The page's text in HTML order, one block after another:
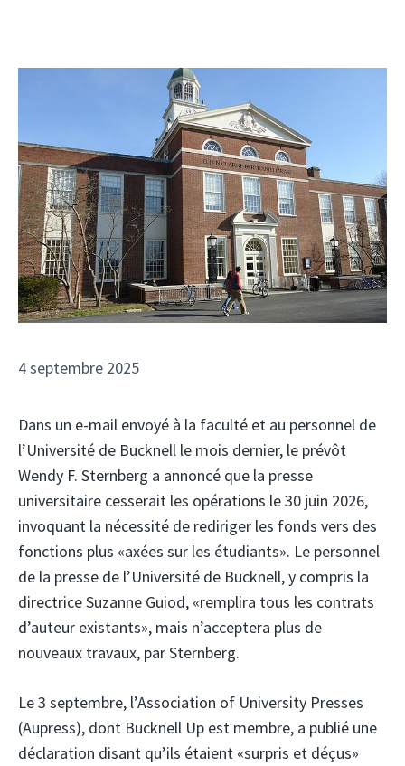
4 septembre 2025
Dans un e-mail envoyé à la faculté et au personnel de
l’Université de Bucknell le mois dernier, le prévôt
Wendy F. Sternberg a annoncé que la presse
universitaire cesserait les opérations le 30 juin 2026,
invoquant la nécessité de rediriger les fonds vers des
fonctions plus «axées sur les étudiants». Le personnel
de la presse de l’Université de Bucknell, y compris la
directrice Suzanne Guiod, «remplira tous les contrats
d’auteur existants», mais n’acceptera plus de
nouveaux travaux, par Sternberg.
Le 3 septembre, l’Association of University Presses
(Aupress), dont Bucknell Up est membre, a publié une
déclaration disant qu’ils étaient «surpris et déçus»